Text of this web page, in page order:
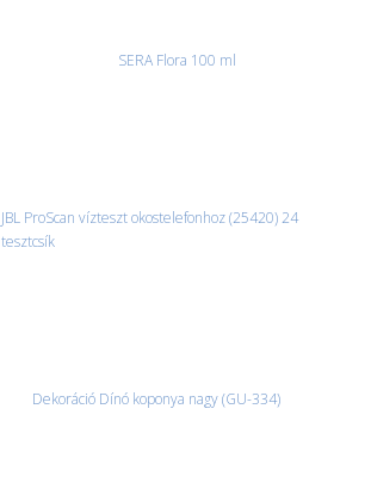
SERA Flora 100 ml
JBL ProScan vízteszt okostelefonhoz (25420) 24
tesztcsík
Dekoráció Dínó koponya nagy (GU-334)